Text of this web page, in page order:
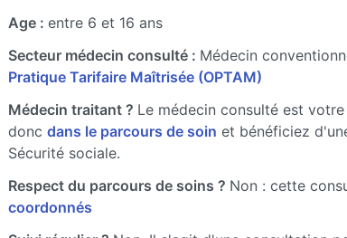
Age : entre 6 et 16 ans
Secteur médecin consulté : Médecin
Pratique Tarifaire Maîtrisée (OPTAM)
Médecin traitant ? Le médecin consulté est votre
donc dans le parcours de soin et bénéficiez
Sécurité sociale.
Respect du parcours de soins ? Non : cette
coordonnés